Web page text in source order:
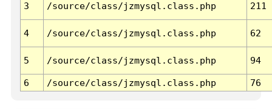
3 /source/class/jzmysql.class.php 211
4 /source/class/jzmysql.class.php 62
5 /source/class/jzmysql.class.php 94
6 /source/class/jzmysql.class.php 76